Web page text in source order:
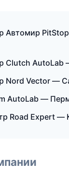
Автомир
Clutch AutoLab
Nord Vector —
AutoLab —
Road Expert —